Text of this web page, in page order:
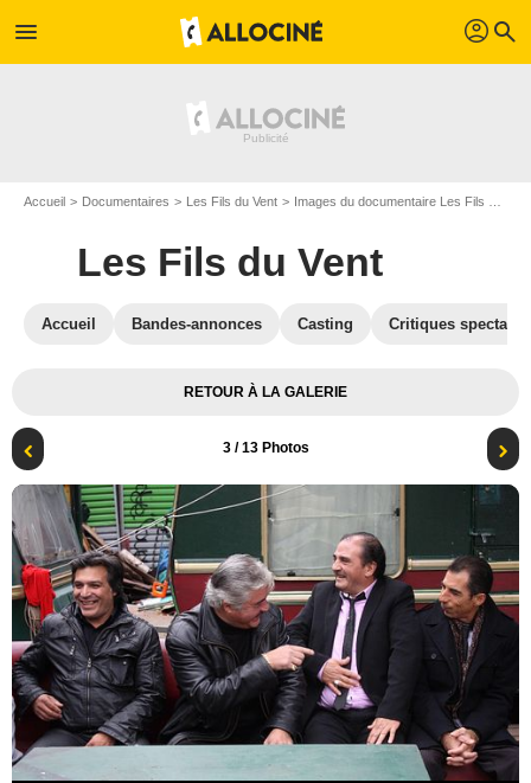
menu profil search
Accueil Documentaires Les Fils du Vent Images du documentaire Les Fils du Vent
Les Fils du Vent
Accueil Bandes-annonces Casting Critiques
RETOUR À LA GALERIE
3/ 13 Photos